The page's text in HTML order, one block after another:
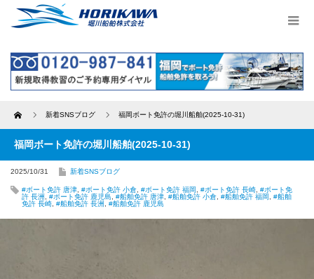
Home 新着SNSブログ 福岡ボート免許の堀川船舶(2025-10-31)
福岡ボート免許の堀川船舶(2025-10-31)
2025/10/31 新着SNSブログ
#ボート免許 唐津 #ボート免許 小倉 #ボート免許 福岡 #ボート免許 長崎 #ボート免
許 長洲
#ボート免許 鹿児島 #船舶免許 唐津 #船舶免許 小倉 #船舶免許 福岡
#船舶
免許 長崎 #船舶免許 長洲 #船舶免許 鹿児島